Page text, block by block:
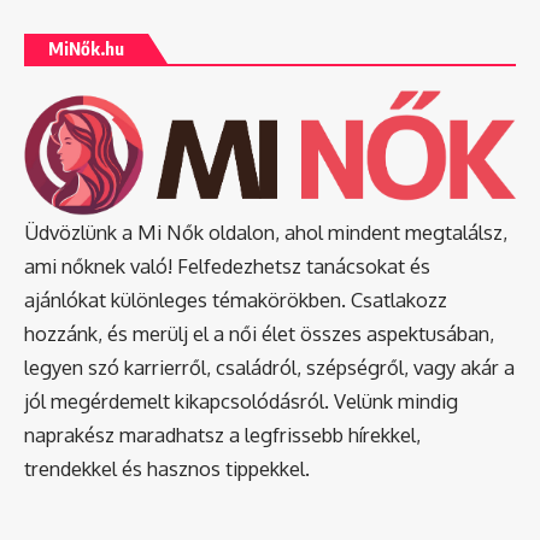
MiNők.hu
Üdvözlünk a Mi Nők oldalon, ahol mindent megtalálsz,
ami nőknek való! Felfedezhetsz tanácsokat és
ajánlókat különleges témakörökben. Csatlakozz
hozzánk, és merülj el a női élet összes aspektusában,
legyen szó karrierről, családról, szépségről, vagy akár a
jól megérdemelt kikapcsolódásról. Velünk mindig
naprakész maradhatsz a legfrissebb hírekkel,
trendekkel és hasznos tippekkel.